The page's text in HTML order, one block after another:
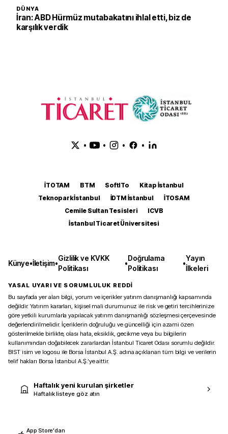
DÜNYA
İran: ABD Hürmüz mutabakatını ihlal etti, biz de
karşılık verdik
• • • •
İTOTAM BTM SoftITo
Kitap İstanbul
Teknopark İstanbul
İDTM İstanbul
İTOSAM
Cemile Sultan Tesisleri
ICVB
İstanbul Ticaret Üniversitesi
Künye•İletişim•
Gizlilik ve KVKK
Politikası
•
Doğrulama
Politikası
•
Yayın
İlkeleri
YASAL UYARI VE SORUMLULUK REDDİ
Bu sayfada yer alan bilgi, yorum ve içerikler yatırım danışmanlığı kapsamında
değildir. Yatırım kararları, kişisel mali durumunuz ile risk ve getiri tercihlerinize
göre yetkili kurumlarla yapılacak yatırım danışmanlığı sözleşmesi çerçevesinde
değerlendirilmelidir. İçeriklerin doğruluğu ve güncelliği için azami özen
gösterilmekle birlikte, olası hata, eksiklik, gecikme veya bu bilgilerin
kullanımından doğabilecek zararlardan İstanbul Ticaret Odası sorumlu değildir.
BIST isim ve logosu ile Borsa İstanbul A.Ş. adına açıklanan tüm bilgi ve verilerin
telif hakları Borsa İstanbul A.Ş.’ye aittir.
Haftalık yeni kurulan şirketler
Haftalık listeye göz atın
App Store'dan